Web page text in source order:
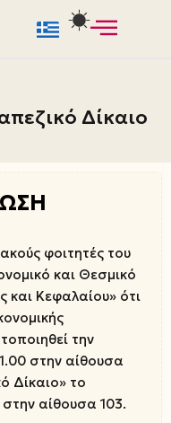
Δίκαιο
φοιτητές του
και Θεσμικό
Κεφαλαίου» ότι
την
στην αίθουσα
Δίκαιο» το
αίθουσα 103.